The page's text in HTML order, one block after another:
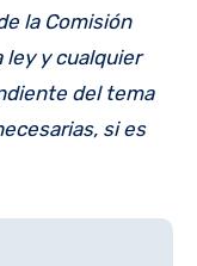
la Comisión
ley y cualquier
del tema
si es